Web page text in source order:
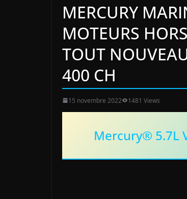
MERCURY
MOTEURS
TOUT
400 CH
15 novembre 2022 1481 Views
Mercury® 5.7L